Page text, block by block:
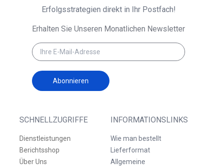
SCHNELLZUGRIFFE
Dienstleistungen
Berichtsshop
Über Uns
INFORMATIONSLINKS
Wie man bestellt
Lieferformat
Allgemeine
Erfolgsstrategien direkt in Ihr Postfach!
Erhalten Sie Unseren Monatlichen Newsletter
Abonnieren